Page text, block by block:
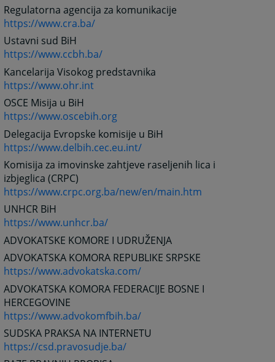
Regulatorna agencija za komunikacije
https://www.cra.ba/
Ustavni sud BiH
https://www.ccbh.ba/
Kancelarija Visokog predstavnika
https://www.ohr.int
OSCE Misija u BiH
https://www.oscebih.org
Delegacija Evropske komisije u BiH
https://www.delbih.cec.eu.int/
Komisija za imovinske zahtjeve raseljenih lica i
izbjeglica (CRPC)
https://www.crpc.org.ba/new/en/main.htm
UNHCR BiH
https://www.unhcr.ba/
ADVOKATSKE KOMORE I UDRUŽENJA
ADVOKATSKA KOMORA REPUBLIKE SRPSKE
https://www.advokatska.com/
ADVOKATSKA KOMORA FEDERACIJE BOSNE I
HERCEGOVINE
https://www.advokomfbih.ba/
SUDSKA PRAKSA NA INTERNETU
https://csd.pravosudje.ba/